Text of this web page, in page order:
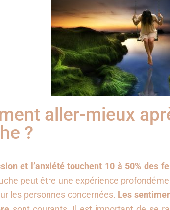
aller-mieux
?
et l’anxiété touchent 10 à 50% des
peut être une expérience
les personnes concernées. Les